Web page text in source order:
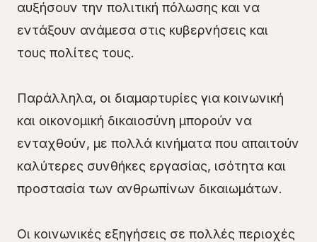
αυξήσουν την πολιτική πόλωσης και να
εντάξουν ανάμεσα στις κυβερνήσεις και
τους πολίτες τους.
Παράλληλα, οι διαμαρτυρίες για κοινωνική
και οικονομική δικαιοσύνη μπορούν να
ενταχθούν, με πολλά κινήματα που απαιτούν
καλύτερες συνθήκες εργασίας, ισότητα και
προστασία των ανθρωπίνων δικαιωμάτων.
Οι κοινωνικές εξηγήσεις σε πολλές περιοχές